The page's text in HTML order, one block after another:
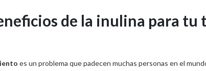
de la inulina para
es un problema que padecen muchas personas en el